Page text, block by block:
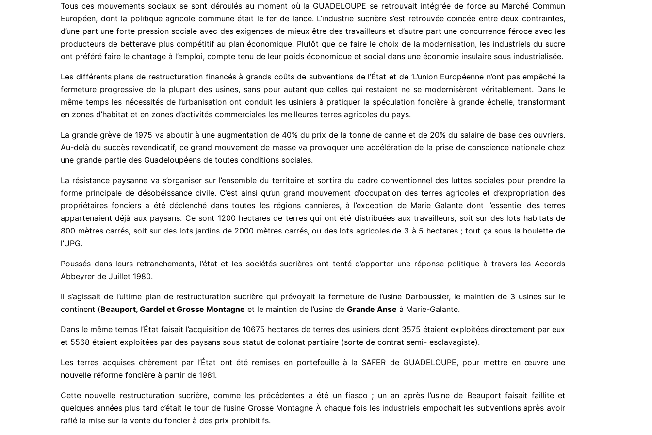
Tous ces mouvements sociaux se sont déroulés au moment où la GUADELOUPE se retrouvait intégrée de force au Marché Commun
Européen, dont la politique agricole commune était le fer de lance. L’industrie sucrière s’est retrouvée coincée entre deux contraintes,
d’une part une forte pression sociale avec des exigences de mieux être des travailleurs et d’autre part une concurrence féroce avec les
producteurs de betterave plus compétitif au plan économique. Plutôt que de faire le choix de la modernisation, les industriels du sucre
ont préféré faire le chantage à l’emploi, compte tenu de leur poids économique et social dans une économie insulaire sous industrialisée.
Les différents plans de restructuration financés à grands coûts de subventions de l’État et de ‘L’union Européenne n’ont pas empêché la
fermeture progressive de la plupart des usines, sans pour autant que celles qui restaient ne se modernisèrent véritablement. Dans le
même temps les nécessités de l’urbanisation ont conduit les usiniers à pratiquer la spéculation foncière à grande échelle, transformant
en zones d’habitat et en zones d’activités commerciales les meilleures terres agricoles du pays.
La grande grève de 1975 va aboutir à une augmentation de 40% du prix de la tonne de canne et de 20% du salaire de base des ouvriers.
Au-delà du succès revendicatif, ce grand mouvement de masse va provoquer une accélération de la prise de conscience nationale chez
une grande partie des Guadeloupéens de toutes conditions sociales.
La résistance paysanne va s’organiser sur l’ensemble du territoire et sortira du cadre conventionnel des luttes sociales pour prendre la
forme principale de désobéissance civile. C’est ainsi qu’un grand mouvement d’occupation des terres agricoles et d’expropriation des
propriétaires fonciers a été déclenché dans toutes les régions cannières, à l’exception de Marie Galante dont l’essentiel des terres
appartenaient déjà aux paysans. Ce sont 1200 hectares de terres qui ont été distribuées aux travailleurs, soit sur des lots habitats de
800 mètres carrés, soit sur des lots jardins de 2000 mètres carrés, ou des lots agricoles de 3 à 5 hectares ; tout ça sous la houlette de
l’UPG.
Poussés dans leurs retranchements, l’état et les sociétés sucrières ont tenté d’apporter une réponse politique à travers les Accords
Abbeyrer de Juillet 1980.
Il s’agissait de l’ultime plan de restructuration sucrière qui prévoyait la fermeture de l’usine Darboussier, le maintien de 3 usines sur le
continent (Beauport, Gardel et Grosse Montagne et le maintien de l’usine de Grande Anse à Marie-Galante.
Dans le même temps l’État faisait l’acquisition de 10675 hectares de terres des usiniers dont 3575 étaient exploitées directement par eux
et 5568 étaient exploitées par des paysans sous statut de colonat partiaire (sorte de contrat semi- esclavagiste).
Les terres acquises chèrement par l’État ont été remises en portefeuille à la SAFER de GUADELOUPE, pour mettre en œuvre une
nouvelle réforme foncière à partir de 1981.
Cette nouvelle restructuration sucrière, comme les précédentes a été un fiasco ; un an après l’usine de Beauport faisait faillite et
quelques années plus tard c’était le tour de l’usine Grosse Montagne À chaque fois les industriels empochait les subventions après avoir
raflé la mise sur la vente du foncier à des prix prohibitifs.